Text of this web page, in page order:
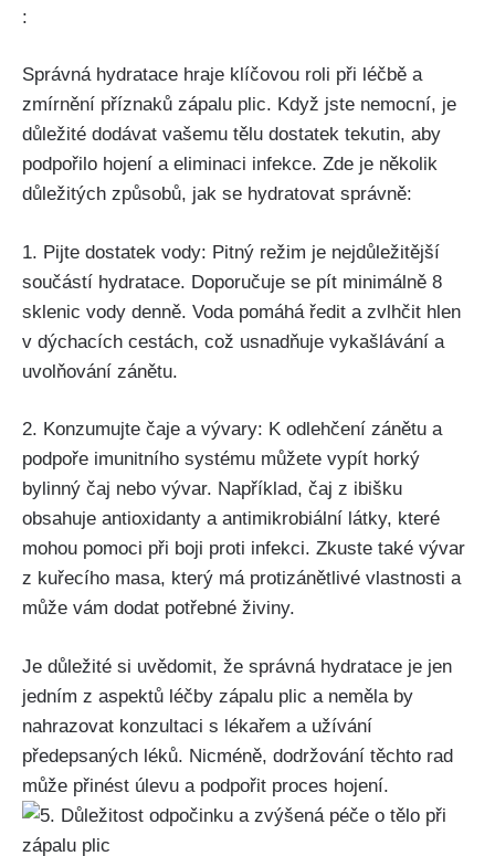
:
Správná hydratace hraje klíčovou roli⁣ při léčbě a
zmírnění příznaků zápalu plic. ‍Když⁣ jste ⁢nemocní, je
⁢důležité dodávat vašemu tělu dostatek ‍tekutin, aby
podpořilo hojení ⁣a ‍eliminaci infekce. Zde je několik
důležitých způsobů, jak se ‍hydratovat správně:
1. Pijte dostatek ⁣vody:⁤ Pitný⁣ režim je nejdůležitější
součástí ​hydratace. Doporučuje ⁢se‍ pít ⁤minimálně 8‍
sklenic vody denně. Voda​ pomáhá ředit a zvlhčit hlen
v dýchacích cestách, což ‌usnadňuje vykašlávání a
uvolňování zánětu.
2. Konzumujte čaje a⁢ vývary: K odlehčení zánětu ​a
podpoře imunitního systému⁤ můžete vypít horký
bylinný čaj nebo vývar. Například, čaj z ibišku
obsahuje antioxidanty a antimikrobiální látky, které
mohou pomoci při ‍boji proti infekci.⁣ Zkuste​ také⁤ vývar
z kuřecího⁣ masa, který má protizánětlivé vlastnosti ‍a
může vám dodat potřebné živiny.
Je‌ důležité si uvědomit, ⁢že správná hydratace je⁢ jen
jedním⁢ z aspektů léčby ⁣zápalu ‍plic a‌ neměla by
nahrazovat ​konzultaci ⁢s lékařem ⁣a užívání
předepsaných léků. Nicméně, dodržování těchto rad
může ⁤přinést úlevu a podpořit proces hojení.